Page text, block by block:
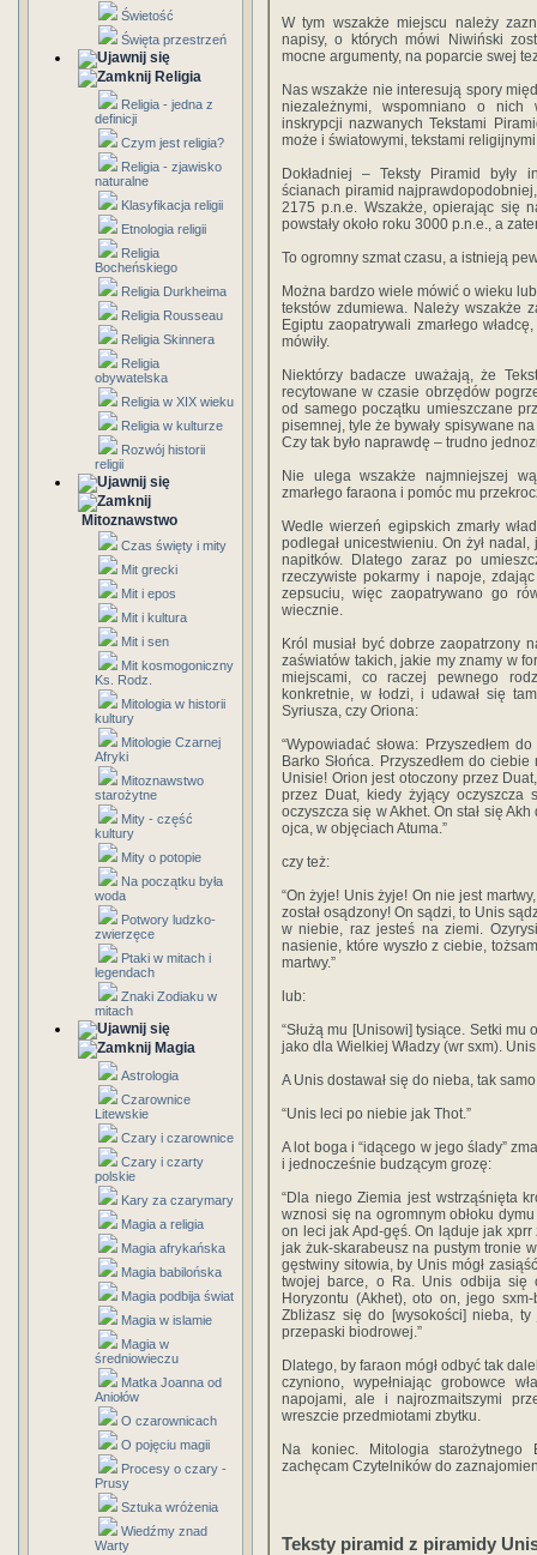
Świetość
Święta przestrzeń
Religia
Religia - jedna z
definicji
Czym jest religia?
Religia - zjawisko
naturalne
Klasyfikacja religii
Etnologia religii
Religia
Bocheńskiego
Religia Durkheima
Religia Rousseau
Religia Skinnera
Religia
obywatelska
Religia w XIX wieku
Religia w kulturze
Rozwój historii
religii
Mitoznawstwo
Czas święty i mity
Mit grecki
Mit i epos
Mit i kultura
Mit i sen
Mit kosmogoniczny
Ks. Rodz.
Mitologia w historii
kultury
Mitologie Czarnej
Afryki
Mitoznawstwo
starożytne
Mity - część
kultury
Mity o potopie
Na początku była
woda
Potwory ludzko-
zwierzęce
Ptaki w mitach i
legendach
Znaki Zodiaku w
mitach
Magia
Astrologia
Czarownice
Litewskie
Czary i czarownice
Czary i czarty
polskie
Kary za czarymary
Magia a religia
Magia afrykańska
Magia babilońska
Magia podbija świat
Magia w islamie
Magia w
średniowieczu
Matka Joanna od
Aniołów
O czarownicach
O pojęciu magii
Procesy o czary -
Prusy
Sztuka wróżenia
Wiedźmy znad
Warty
W tym wszakże miejscu należy
napisy, o których mówi Niwiński
mocne argumenty, na poparcie swej
Nas wszakże nie interesują spory
niezależnymi, wspomniano o nich
inskrypcji nazwanych Tekstami
może i światowymi, tekstami
Dokładniej – Teksty Piramid były
ścianach piramid
2175 p.n.e. Wszakże, opierając się
powstały około roku 3000 p.n.e., a
To ogromny szmat czasu, a istnieją
Można bardzo wiele mówić o wieku
tekstów zdumiewa. Należy wszakże
Egiptu zaopatrywali zmarłego
mówiły.
Niektórzy badacze uważają, że
recytowane w czasie obrzędów
od samego początku umieszczane
pisemnej, tyle że bywały spisywane
Czy tak było naprawdę – trudno
Nie ulega wszakże najmniejszej
zmarłego faraona i pomóc mu
Wedle wierzeń egipskich zmarły
podlegał unicestwieniu. On żył
napitków. Dlatego zaraz po
rzeczywiste pokarmy i napoje,
zepsuciu, więc zaopatrywano go
wiecznie.
Król musiał być dobrze zaopatrzony
zaświatów takich, jakie my znamy w
miejscami, co raczej pewnego
konkretnie, w łodzi, i udawał się
Syriusza, czy Oriona:
“Wypowiadać słowa: Przyszedłem
Barko Słońca. Przyszedłem do
Unisie! Orion jest otoczony przez
przez Duat, kiedy żyjący oczyszcza
oczyszcza się w Akhet. On stał się
ojca, w objęciach Atuma.”
czy też:
“On żyje! Unis żyje! On nie jest
został osądzony! On sądzi, to Unis
w niebie, raz jesteś na ziemi.
nasienie, które wyszło z ciebie,
martwy.”
lub:
“Służą mu [Unisowi] tysiące. Setki
jako dla Wielkiej Władzy (wr sxm).
A Unis dostawał się do nieba, tak
“Unis leci po niebie jak Thot.”
A lot boga i “idącego w jego ślady”
i jednocześnie budzącym grozę:
“Dla niego Ziemia jest wstrząśnięta
wznosi się na ogromnym obłoku
on leci jak Apd-gęś. On ląduje jak
jak żuk-skarabeusz na pustym tronie
gęstwiny sitowia, by Unis mógł
twojej barce, o Ra. Unis odbija się
Horyzontu (Akhet), oto on, jego
Zbliżasz się do [wysokości] nieba,
przepaski biodrowej.”
Dlatego, by faraon mógł odbyć tak
czyniono, wypełniając grobowce
napojami, ale i najrozmaitszymi
wreszcie przedmiotami zbytku.
Na koniec. Mitologia
zachęcam Czytelników do
Teksty piramid z piramidy